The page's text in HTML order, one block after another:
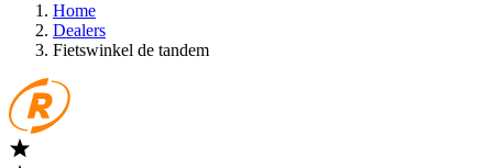
Home
Dealers
Fietswinkel de tandem